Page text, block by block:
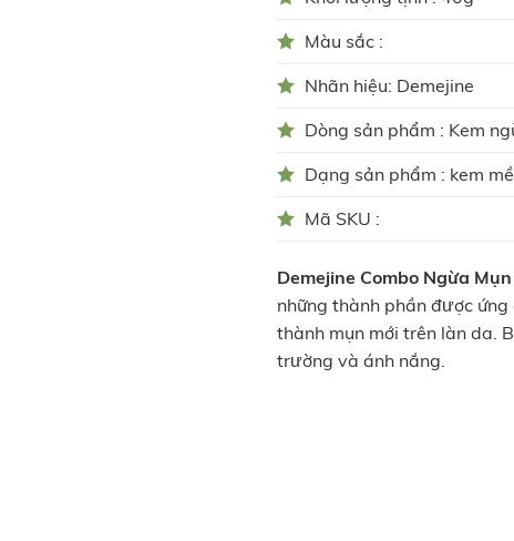
Màu sắc :
Nhãn hiệu: Demejine
Dòng sản phẩm : Kem
Dạng sản phẩm : kem
Mã SKU :
Demejine Combo Ngừa
những thành phần được
thành mụn mới trên làn da.
trường và ánh nắng.